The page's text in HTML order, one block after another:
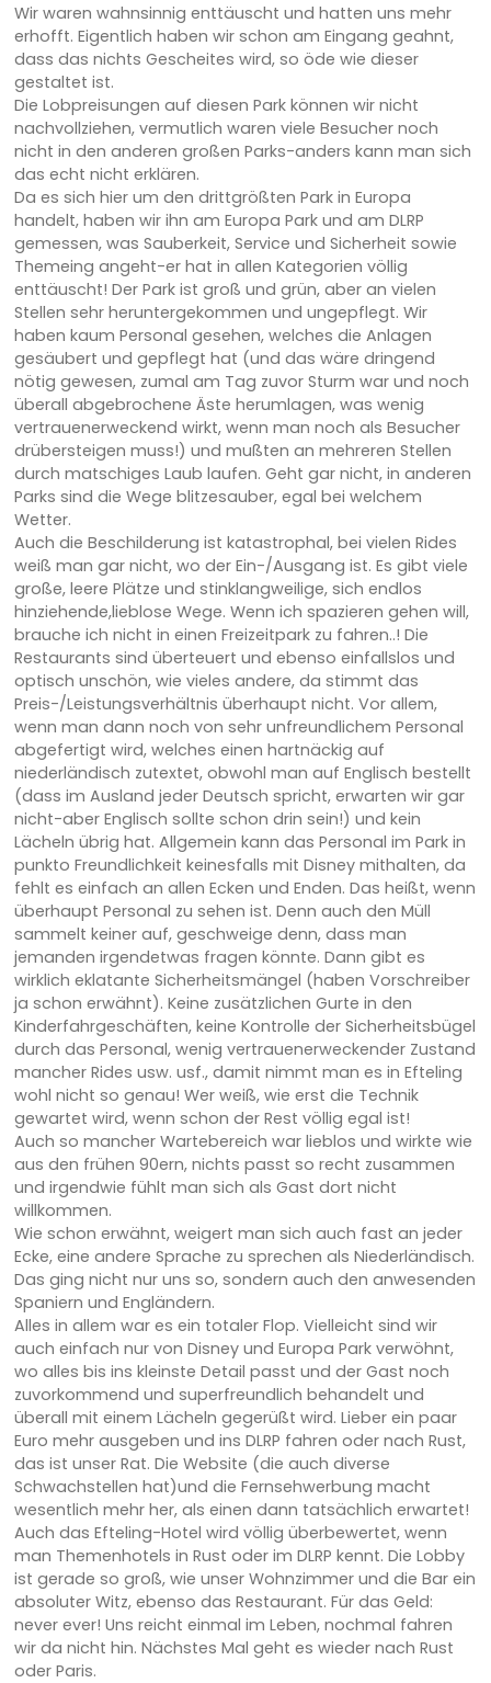
Wir waren wahnsinnig enttäuscht und hatten uns mehr
erhofft. Eigentlich haben wir schon am Eingang geahnt,
dass das nichts Gescheites wird, so öde wie dieser
gestaltet ist.
Die Lobpreisungen auf diesen Park können wir nicht
nachvollziehen, vermutlich waren viele Besucher noch
nicht in den anderen großen Parks-anders kann man sich
das echt nicht erklären.
Da es sich hier um den drittgrößten Park in Europa
handelt, haben wir ihn am Europa Park und am DLRP
gemessen, was Sauberkeit, Service und Sicherheit sowie
Themeing angeht-er hat in allen Kategorien völlig
enttäuscht! Der Park ist groß und grün, aber an vielen
Stellen sehr heruntergekommen und ungepflegt. Wir
haben kaum Personal gesehen, welches die Anlagen
gesäubert und gepflegt hat (und das wäre dringend
nötig gewesen, zumal am Tag zuvor Sturm war und noch
überall abgebrochene Äste herumlagen, was wenig
vertrauenerweckend wirkt, wenn man noch als Besucher
drübersteigen muss!) und mußten an mehreren Stellen
durch matschiges Laub laufen. Geht gar nicht, in anderen
Parks sind die Wege blitzesauber, egal bei welchem
Wetter.
Auch die Beschilderung ist katastrophal, bei vielen Rides
weiß man gar nicht, wo der Ein-/Ausgang ist. Es gibt viele
große, leere Plätze und stinklangweilige, sich endlos
hinziehende,lieblose Wege. Wenn ich spazieren gehen will,
brauche ich nicht in einen Freizeitpark zu fahren..! Die
Restaurants sind überteuert und ebenso einfallslos und
optisch unschön, wie vieles andere, da stimmt das
Preis-/Leistungsverhältnis überhaupt nicht. Vor allem,
wenn man dann noch von sehr unfreundlichem Personal
abgefertigt wird, welches einen hartnäckig auf
niederländisch zutextet, obwohl man auf Englisch bestellt
(dass im Ausland jeder Deutsch spricht, erwarten wir gar
nicht-aber Englisch sollte schon drin sein!) und kein
Lächeln übrig hat. Allgemein kann das Personal im Park in
punkto Freundlichkeit keinesfalls mit Disney mithalten, da
fehlt es einfach an allen Ecken und Enden. Das heißt, wenn
überhaupt Personal zu sehen ist. Denn auch den Müll
sammelt keiner auf, geschweige denn, dass man
jemanden irgendetwas fragen könnte. Dann gibt es
wirklich eklatante Sicherheitsmängel (haben Vorschreiber
ja schon erwähnt). Keine zusätzlichen Gurte in den
Kinderfahrgeschäften, keine Kontrolle der Sicherheitsbügel
durch das Personal, wenig vertrauenerweckender Zustand
mancher Rides usw. usf., damit nimmt man es in Efteling
wohl nicht so genau! Wer weiß, wie erst die Technik
gewartet wird, wenn schon der Rest völlig egal ist!
Auch so mancher Wartebereich war lieblos und wirkte wie
aus den frühen 90ern, nichts passt so recht zusammen
und irgendwie fühlt man sich als Gast dort nicht
willkommen.
Wie schon erwähnt, weigert man sich auch fast an jeder
Ecke, eine andere Sprache zu sprechen als Niederländisch.
Das ging nicht nur uns so, sondern auch den anwesenden
Spaniern und Engländern.
Alles in allem war es ein totaler Flop. Vielleicht sind wir
auch einfach nur von Disney und Europa Park verwöhnt,
wo alles bis ins kleinste Detail passt und der Gast noch
zuvorkommend und superfreundlich behandelt und
überall mit einem Lächeln gegerüßt wird. Lieber ein paar
Euro mehr ausgeben und ins DLRP fahren oder nach Rust,
das ist unser Rat. Die Website (die auch diverse
Schwachstellen hat)und die Fernsehwerbung macht
wesentlich mehr her, als einen dann tatsächlich erwartet!
Auch das Efteling-Hotel wird völlig überbewertet, wenn
man Themenhotels in Rust oder im DLRP kennt. Die Lobby
ist gerade so groß, wie unser Wohnzimmer und die Bar ein
absoluter Witz, ebenso das Restaurant. Für das Geld:
never ever! Uns reicht einmal im Leben, nochmal fahren
wir da nicht hin. Nächstes Mal geht es wieder nach Rust
oder Paris.